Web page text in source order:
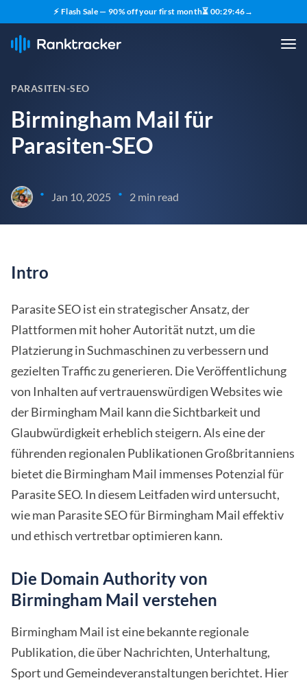
⚡ Flash Sale — 90% off your first month⏳ 00:29:45→
PARASITEN-SEO
Birmingham Mail für
Parasiten-SEO
• Jan 10, 2025 • 2 min read
Intro
Parasite SEO ist ein strategischer Ansatz, der
Plattformen mit hoher Autorität nutzt, um die
Platzierung in Suchmaschinen zu verbessern und
gezielten Traffic zu generieren. Die Veröffentlichung
von Inhalten auf vertrauenswürdigen Websites wie
der Birmingham Mail kann die Sichtbarkeit und
Glaubwürdigkeit erheblich steigern. Als eine der
führenden regionalen Publikationen Großbritanniens
bietet die Birmingham Mail immenses Potenzial für
Parasite SEO. In diesem Leitfaden wird untersucht,
wie man Parasite SEO für Birmingham Mail effektiv
und ethisch vertretbar optimieren kann.
Die Domain Authority von
Birmingham Mail verstehen
Birmingham Mail ist eine bekannte regionale
Publikation, die über Nachrichten, Unterhaltung,
Sport und Gemeindeveranstaltungen berichtet. Hier